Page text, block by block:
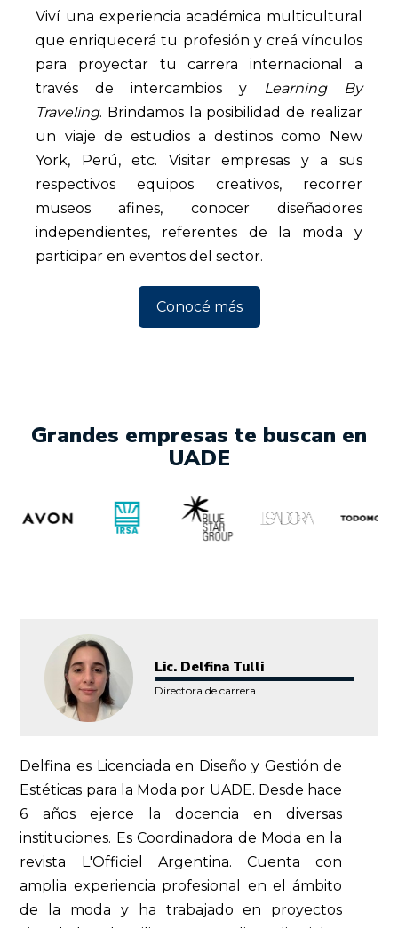
Viví una experiencia académica multicultural
que enriquecerá tu profesión y creá vínculos
para proyectar tu carrera internacional a
través de intercambios y
Learning By
Traveling. Brindamos la posibilidad de realizar
un viaje de estudios a destinos como New
York, Perú, etc. Visitar empresas y a sus
respectivos equipos creativos, recorrer
museos afines, conocer diseñadores
independientes, referentes de la moda y
participar en eventos del sector.
Conocé más
Grandes empresas te buscan en
UADE
Lic. Delfina Tulli
Directora de carrera
Delfina es Licenciada en Diseño y Gestión de
Estéticas para la Moda por UADE. Desde hace
6 años ejerce la docencia en diversas
instituciones. Es Coordinadora de Moda en la
revista L'Officiel Argentina. Cuenta con
amplia experiencia profesional en el ámbito
de la moda y ha trabajado en proyectos